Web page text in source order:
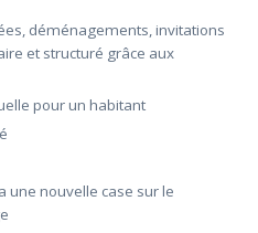
déménagements, invitations
et structuré grâce aux
pour un habitant
une nouvelle case sur le